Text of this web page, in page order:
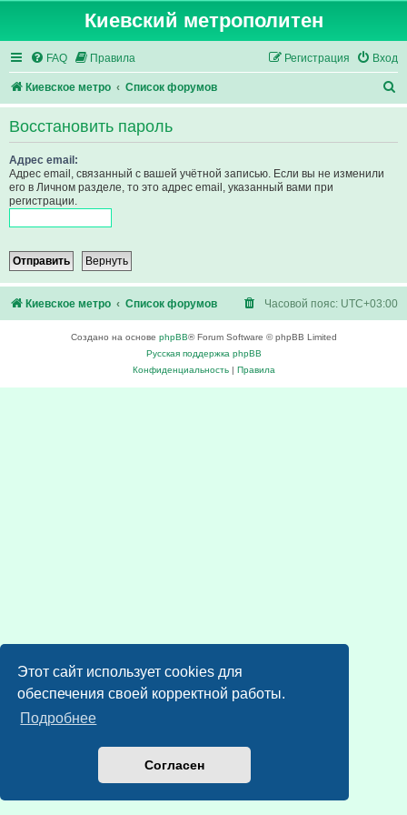
Этот сайт использует cookies для
обеспечения своей корректной работы.
Подробнее
Согласен
Киевский метрополитен
FAQ Правила Вход
Регистрация
Киевское метро Список форумов
о
Восстановить пароль
Адрес email:
Адрес email, связанный с вашей учётной записью. Если вы не изменили
его в Личном разделе, то это адрес email, указанный вами при
регистрации.
Киевское метро Список форумов Часовой пояс: UTC+03:00
Создано на основе phpBB® Forum Software © phpBB Limited
Русская поддержка phpBB
Конфиденциальность| Правила